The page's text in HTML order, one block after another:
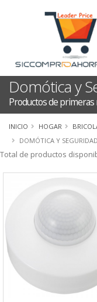
Domótica y
Productos de primeras
INICIO HOGAR
DOMÓTICA Y SEGURIDAD
Total de productos